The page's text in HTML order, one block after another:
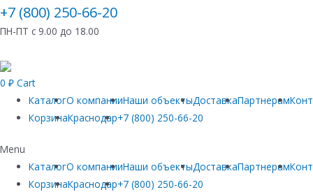
+7 (800) 250-66-20
ПН-ПТ с 9.00 до 18.00
0 ₽ Cart
КаталогО компанииНаши объектыДоставкаПартнерам
КорзинаКраснодар+7 (800) 250-66-20
Menu
КаталогО компанииНаши объектыДоставкаПартнерам
КорзинаКраснодар+7 (800) 250-66-20